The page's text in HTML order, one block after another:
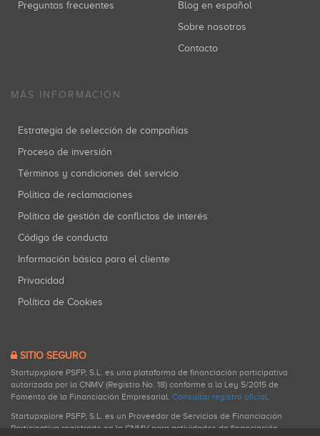
Preguntas frecuentes
Blog en español
Sobre nosotros
Contacto
MÁS INFORMACIÓN
Estrategia de selección de compañías
Proceso de inversión
Términos y condiciones del servicio
Política de reclamaciones
Política de gestión de conflictos de interés
Código de conducta
Información básica para el cliente
Privacidad
Política de Cookies
SITIO SEGURO
Startupxplore PSFP, S.L. es una plataforma de financiación participativa
autorizada por la CNMV (Registro No. 18) conforme a la Ley 5/2015 de
Fomento de la Financiación Empresarial. Consultar registro oficial.
Startupxplore PSFP, S.L. es un Proveedor de Servicios de Financiación
Participativa registrado en la CNMV para actividades de financiación